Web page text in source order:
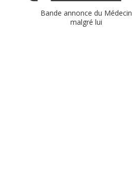
Bande annonce du Médecin
malgré lui